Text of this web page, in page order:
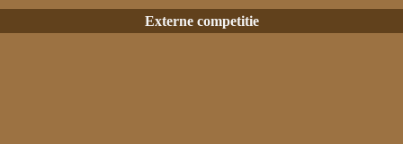
Externe competitie